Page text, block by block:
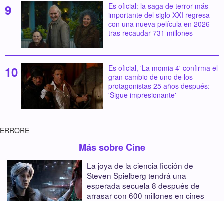
Es oficial: la saga de terror más
importante del siglo XXI regresa
con una nueva película en 2026
tras recaudar 731 millones
Es oficial, 'La momia 4' confirma el
gran cambio de uno de los
protagonistas 25 años después:
'Sigue impresionante'
ERRORE
Más sobre Cine
La joya de la ciencia ficción de
Steven Spielberg tendrá una
esperada secuela 8 después de
arrasar con 600 millones en cines